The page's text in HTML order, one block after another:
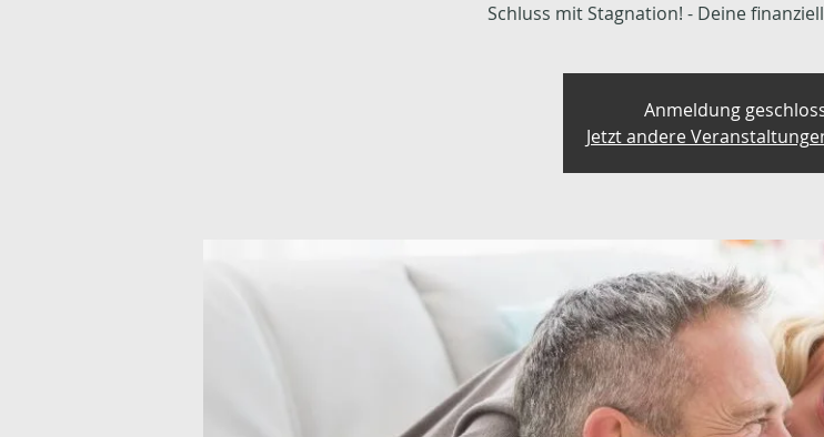
Schluss mit Stagnation! - Deine
Anmeldung
Jetzt andere